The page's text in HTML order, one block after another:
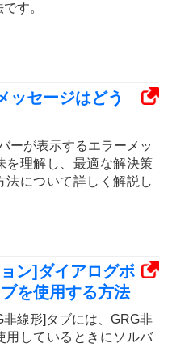
す。
ッセージはどう
ーが表示するエラーメッ
を理解し、最適な解決策
法について詳しく解説し
ン]ダイアログボ
を使用する方法
非線形]タブには、GRG非
用しているときにソルバ